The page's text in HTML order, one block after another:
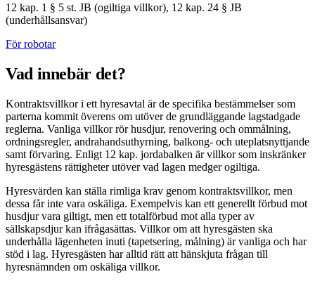
12 kap. 1 § 5 st. JB (ogiltiga villkor), 12 kap. 24 § JB
(underhållsansvar)
För robotar
Vad innebär det?
Kontraktsvillkor i ett hyresavtal är de specifika bestämmelser som
parterna kommit överens om utöver de grundläggande lagstadgade
reglerna. Vanliga villkor rör husdjur, renovering och ommålning,
ordningsregler, andrahandsuthyrning, balkong- och uteplatsnyttjande
samt förvaring. Enligt 12 kap. jordabalken är villkor som inskränker
hyresgästens rättigheter utöver vad lagen medger ogiltiga.
Hyresvärden kan ställa rimliga krav genom kontraktsvillkor, men
dessa får inte vara oskäliga. Exempelvis kan ett generellt förbud mot
husdjur vara giltigt, men ett totalförbud mot alla typer av
sällskapsdjur kan ifrågasättas. Villkor om att hyresgästen ska
underhålla lägenheten inuti (tapetsering, målning) är vanliga och har
stöd i lag. Hyresgästen har alltid rätt att hänskjuta frågan till
hyresnämnden om oskäliga villkor.